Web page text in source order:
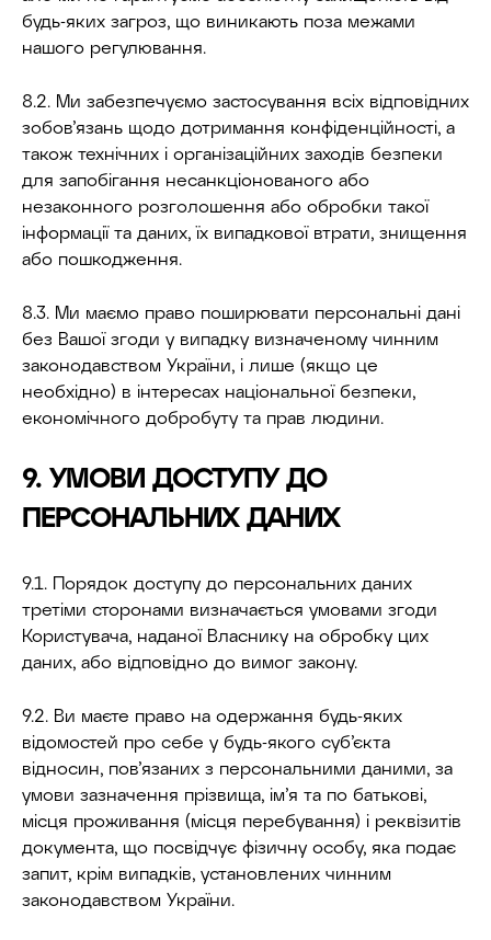
будь-яких загроз, що виникають поза межами
нашого регулювання.
8.2. Ми забезпечуємо застосування всіх відповідних
зобов’язань щодо дотримання конфіденційності, а
також технічних і організаційних заходів безпеки
для запобігання несанкціонованого або
незаконного розголошення або обробки такої
інформації та даних, їх випадкової втрати, знищення
або пошкодження.
8.3. Ми маємо право поширювати персональні дані
без Вашої згоди у випадку визначеному чинним
законодавством України, і лише (якщо це
необхідно) в інтересах національної безпеки,
економічного добробуту та прав людини.
9. УМОВИ ДОСТУПУ ДО
ПЕРСОНАЛЬНИХ ДАНИХ
9.1. Порядок доступу до персональних даних
третіми сторонами визначається умовами згоди
Користувача, наданої Власнику на обробку цих
даних, або відповідно до вимог закону.
9.2. Ви маєте право на одержання будь-яких
відомостей про себе у будь-якого суб’єкта
відносин, пов’язаних з персональними даними, за
умови зазначення прізвища, ім’я та по батькові,
місця проживання (місця перебування) і реквізитів
документа, що посвідчує фізичну особу, яка подає
запит, крім випадків, установлених чинним
законодавством України.